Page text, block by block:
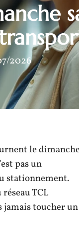
2026
le
pas un
stationnement.
TCL
jamais toucher un